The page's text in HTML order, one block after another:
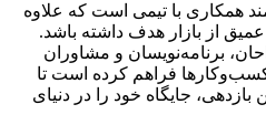
همکاری با تیمی است که علاوه
از بازار هدف داشته باشد.
برنامه‌نویسان و مشاوران
فراهم کرده است تا
بازدهی، جایگاه خود را در دنیای